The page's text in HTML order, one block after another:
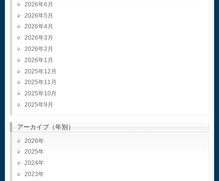
2026年6月
2026年5月
2026年4月
2026年3月
2026年2月
2026年1月
2025年12月
2025年11月
2025年10月
2025年9月
アーカイブ（年別）
2026
2025
2024
2023